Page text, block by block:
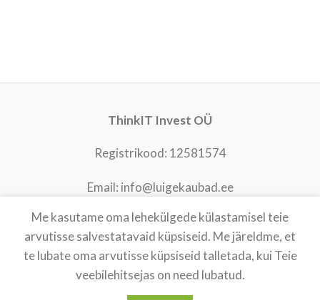
ThinkIT Invest OÜ
Registrikood: 12581574
Email: info@luigekaubad.ee
LUIGEKAUBAD 2021
Me kasutame oma lehekülgede külastamisel teie
arvutisse salvestatavaid küpsiseid. Me järeldme, et
te lubate oma arvutisse küpsiseid talletada, kui Teie
veebilehitsejas on need lubatud.